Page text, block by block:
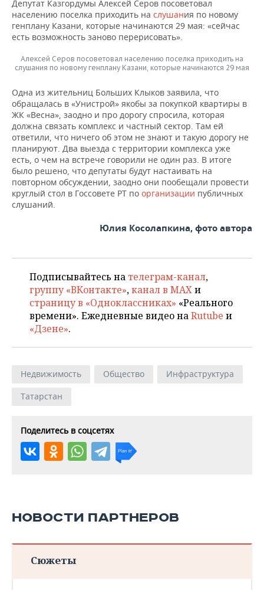
Депутат Казгордумы Алексей Серов посоветовал
населению поселка приходить на слушания по новому
генплану Казани, которые начинаются 29 мая: «сейчас
есть возможность заново перерисовать».
Алексей Серов посоветовал населению поселка приходить на
слушания по новому генплану Казани, которые начинаются 29 мая
Одна из жительниц Больших Клыков заявила, что
обращалась в «Унистрой» якобы за покупкой квартиры в
ЖК «Весна», заодно и про дорогу спросила, которая
должна связать комплекс и частный сектор. Там ей
ответили, что ничего об этом не знают и такую дорогу не
планируют. Два выезда с территории комплекса уже
есть, о чем на встрече говорили не один раз. В итоге
было решено, что депутаты будут настаивать на
повторном обсуждении, заодно они пообещали провести
круглый стол в Госсовете РТ по организации публичных
слушаний.
Юлия Косолапкина, фото автора
Подписывайтесь на телеграм-канал,
группу «ВКонтакте»,канал в MAXи
страницу в «Одноклассниках» «Реального
времени». Ежедневные видео наRutube и
«Дзене».
Недвижимость Общество
Инфраструктура
Татарстан
Поделитесь в соцсетях
НОВОСТИ ПАРТНЕРОВ
Сюжеты